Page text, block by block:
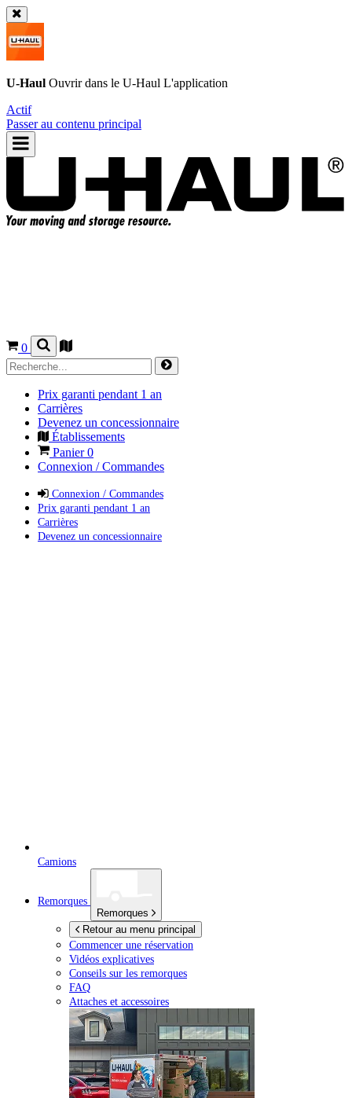
U-Haul Ouvrir dans le U-Haul L'application
Actif
Passer au contenu principal
0
Prix garanti pendant 1 an
Carrières
Devenez un concessionnaire
Établissements
Panier0
Connexion / Commandes
Connexion / Commandes
Prix garanti pendant 1 an
Carrières
Devenez un concessionnaire
Camions
Remorques
Remorques
Retour au menu principal
Commencer une réservation
Vidéos explicatives
Conseils sur les remorques
FAQ
Attaches et accessoires